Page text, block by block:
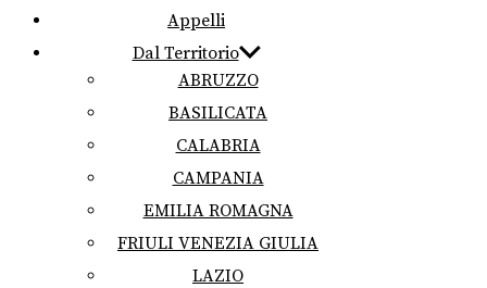
Appelli
Dal Territorio
ABRUZZO
BASILICATA
CALABRIA
CAMPANIA
EMILIA ROMAGNA
FRIULI VENEZIA GIULIA
LAZIO